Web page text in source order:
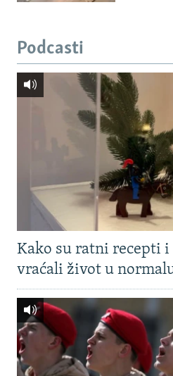
Podcasti
Kako su ratni recepti
vraćali život u